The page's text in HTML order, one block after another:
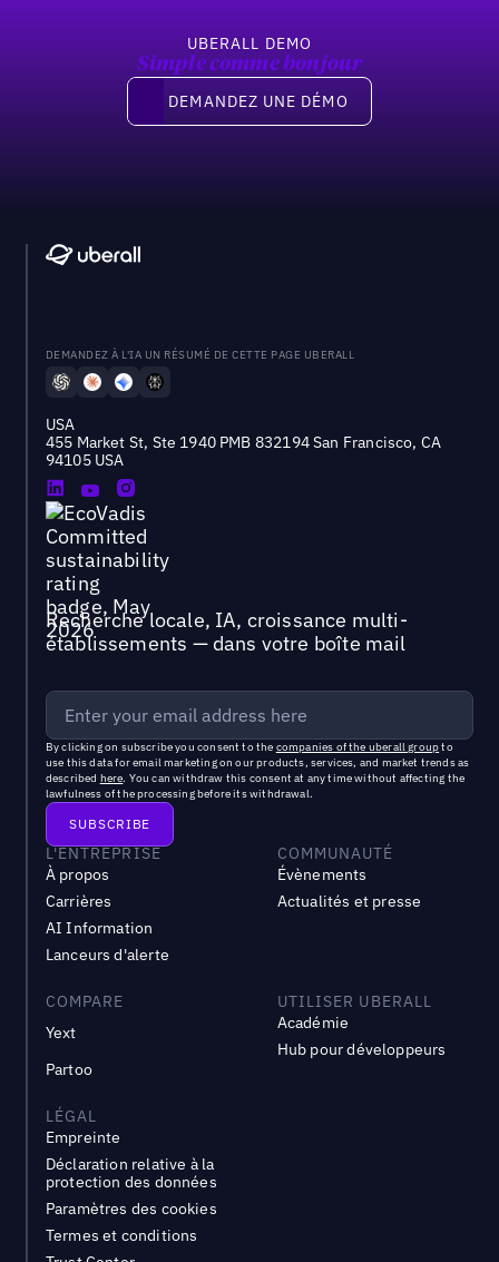
UBERALL DEMO
Simple comme bonjour
Demandez une démo
DEMANDEZ UNE DÉMO
DEMANDEZ À L'IA UN RÉSUMÉ DE CETTE PAGE UBERALL
USA
455 Market St, Ste 1940 PMB 832194 San Francisco, CA
94105 USA
Recherche locale, IA, croissance multi-
établissements — dans votre boîte mail
By clicking on subscribe you consent to the companies of the uberall groupto
use this data for email marketing on our products, services, and market trends as
described here. You can withdraw this consent at any time without affecting the
lawfulness of the processing before its withdrawal.
L'ENTREPRISE
À propos
Carrières
AI Information
Lanceurs d'alerte
COMMUNAUTÉ
Évènements
Actualités et presse
COMPARE
Yext
Partoo
UTILISER UBERALL
Académie
Hub pour développeurs
LÉGAL
Empreinte
Déclaration relative à la
protection des données
Paramètres des cookies
Termes et conditions